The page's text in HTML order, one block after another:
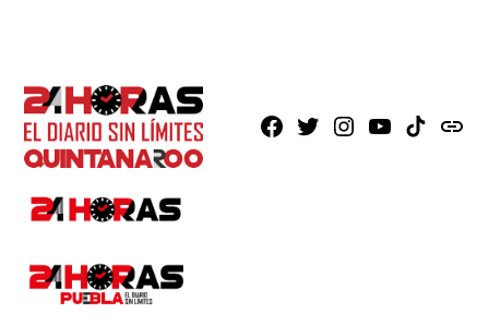
Facebook
X Instagram
YoutubeTikTokissuu